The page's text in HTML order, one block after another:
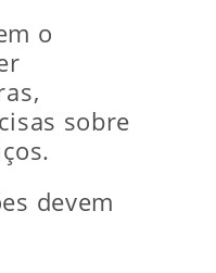
o
sobre
devem